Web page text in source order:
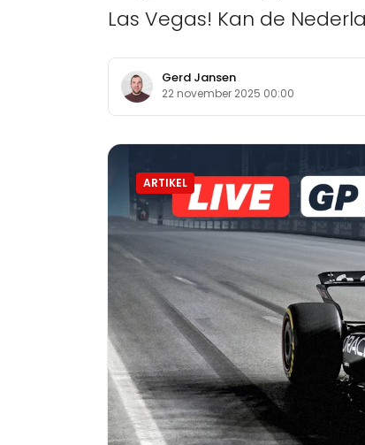
Las Vegas! Kan de
Gerd Jansen
22 november 2025 00:00
ARTIKEL